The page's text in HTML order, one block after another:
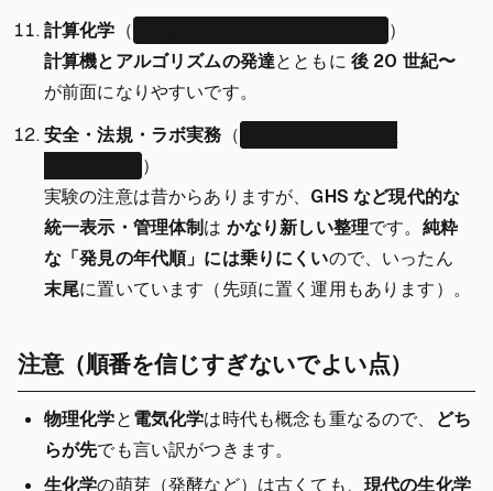
計算化学 （
）
計算機とアルゴリズムの発達とともに 後 20 世紀〜
が前面になりやすいです。
安全・法規・ラボ実務 （
）
実験の注意は昔からありますが、 GHS など現代的な
統一表示・管理体制は かなり新しい整理です。 純粋
な「発見の年代順」には乗りにくいので、いったん
末尾に置いています（先頭に置く運用もあります）。
注意（順番を信じすぎないでよい点）
物理化学と電気化学は時代も概念も重なるので、
どち
らが先でも言い訳がつきます。
生化学の萌芽（発酵など）は古くても、 現代の生化学